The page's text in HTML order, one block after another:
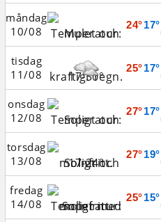
måndag
10/08
tisdag
11/08
onsdag
12/08
torsdag
13/08
fredag
14/08
24°
25°
27°
27°
25°
17°
17°
17°
19°
15°